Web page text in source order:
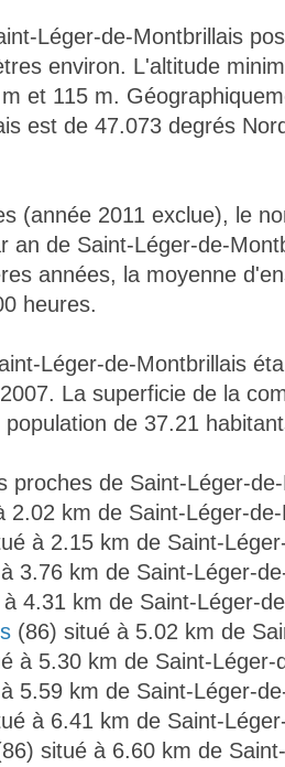
Léger-de-Montbrillais
environ. L'altitude
et 115 m.
est de 47.073 degrés
(année 2011 exclue), le
an de Saint-Léger-de-
années, la moyenne
heures.
Léger-de-Montbrillais
La superficie de la
de 37.21
proches de Saint-Léger-
2.02 km de Saint-Léger-
à 2.15 km de Saint-
3.76 km de Saint-Léger-
4.31 km de Saint-Léger-
(86) situé à 5.02 km de
à 5.30 km de Saint-Léger-
5.59 km de Saint-Léger-
à 6.41 km de Saint-
situé à 6.60 km de